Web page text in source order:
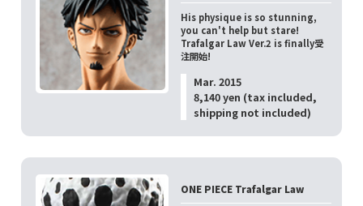
His physique is so stunning,
you can't help but stare!
Trafalgar Law Ver.2 is finally受
注開始!
Mar. 2015
8,140 yen (tax included,
shipping not included)
ONE PIECE Trafalgar Law